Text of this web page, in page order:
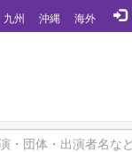
九州 沖縄 海外